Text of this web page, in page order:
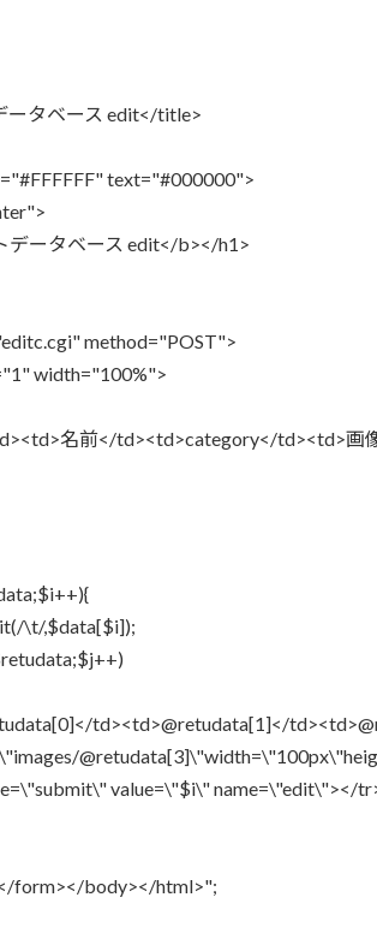
ータベース edit</title>
text="#000000">
データベース edit</b></h1>
method="POST">
width="100%">
名前</td><td>category</td><td>画
\t/,$data[$i]);
td><td>@retudata[1]</
value=\"$i\" name=\"edit\"></
form></body></html>";